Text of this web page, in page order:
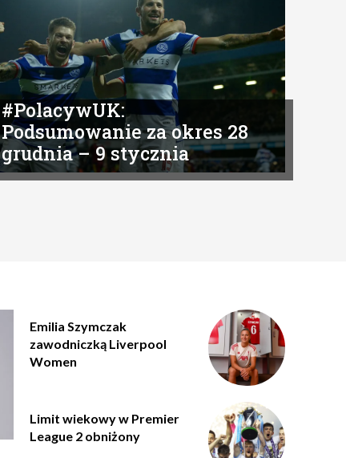
#PolacywUK:
Podsumowanie za okres 28
grudnia – 9 stycznia
Emilia Szymczak
zawodniczką Liverpool
Women
Limit wiekowy w Premier
League 2 obniżony